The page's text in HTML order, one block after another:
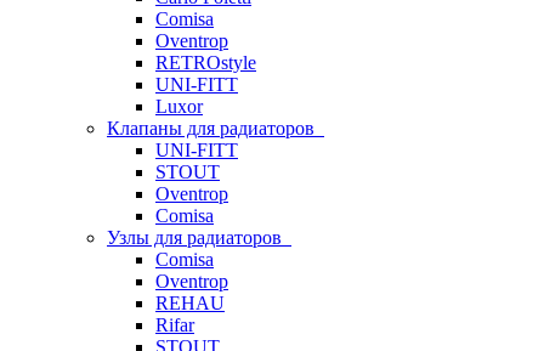
Comisa
Oventrop
RETROstyle
UNI-FITT
Luxor
Клапаны для радиаторов
UNI-FITT
STOUT
Oventrop
Comisa
Узлы для радиаторов
Comisa
Oventrop
REHAU
Rifar
STOUT